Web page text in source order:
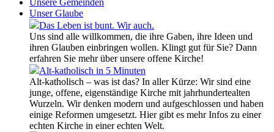
Unsere Gemeinden
Unser Glaube
Das Leben ist bunt. Wir auch.
Uns sind alle willkommen, die ihre Gaben, ihre Ideen und
ihren Glauben einbringen wollen. Klingt gut für Sie? Dann
erfahren Sie mehr über unsere offene Kirche!
Alt-katholisch in 5 Minuten
Alt-katholisch – was ist das? In aller Kürze: Wir sind eine
junge, offene, eigenständige Kirche mit jahrhundertealten
Wurzeln. Wir denken modern und aufgeschlossen und haben
einige Reformen umgesetzt. Hier gibt es mehr Infos zu einer
echten Kirche in einer echten Welt.